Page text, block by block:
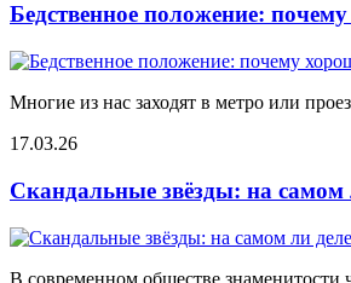
Бедственное положение:
Многие из нас заходят в метро или
17.03.26
Скандальные звёзды: на самом
В современном обществе знаменитости